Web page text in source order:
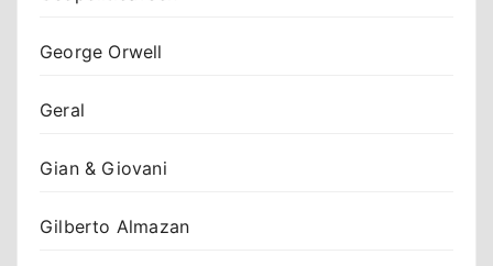
George Orwell
Geral
Gian & Giovani
Gilberto Almazan